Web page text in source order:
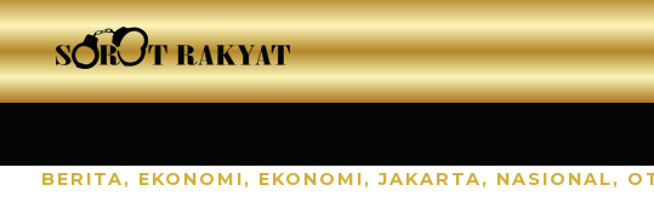
BERITA, EKONOMI, EKONOMI,JAKARTA, NASIONAL,